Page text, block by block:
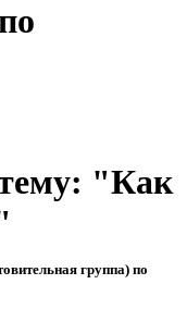
"Как
группа) по